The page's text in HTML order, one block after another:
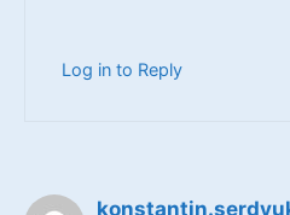
Log in to Reply